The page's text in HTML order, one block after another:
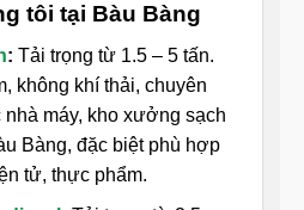
tôi tại Bàu Bàng
: Tải trọng từ 1.5 – 5 tấn.
không khí thải, chuyên
nhà máy, kho xưởng sạch
Bàng, đặc biệt phù hợp
tử, thực phẩm.